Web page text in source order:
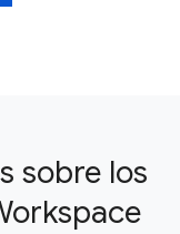
sobre los